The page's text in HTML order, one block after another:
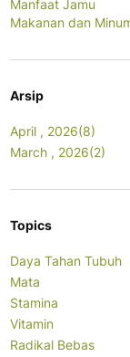
Manfaat Jamu
Makanan dan
Arsip
April , 2026(8)
March , 2026(2)
Topics
Daya Tahan Tubuh
Mata
Stamina
Vitamin
Radikal Bebas